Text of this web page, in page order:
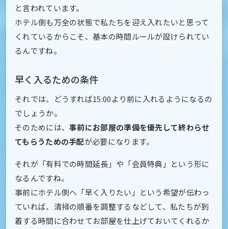
と言われています。
ホテル側も万全の状態で私たちを迎え入れたいと思って
くれているからこそ、基本の時間ルールが設けられてい
るんですね。
早く入るための条件
それでは、どうすれば15:00より前に入れるようになるの
でしょうか。
そのためには、事前にお部屋の準備を優先して終わらせ
てもらうための手配が必要になります。
それが「有料での時間延長」や「会員特典」という形に
なるんですね。
事前にホテル側へ「早く入りたい」という希望が伝わっ
ていれば、清掃の順番を調整するなどして、私たちが到
着する時間に合わせてお部屋を仕上げておいてくれるか